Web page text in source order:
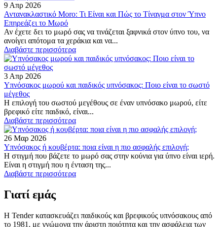
9 Απρ 2026
Αντανακλαστικό Moro: Τι Είναι και Πώς το Τίναγμα στον Ύπνο
Επηρεάζει το Μωρό
Αν έχετε δει το μωρό σας να τινάζεται ξαφνικά στον ύπνο του, να
ανοίγει απότομα τα χεράκια και να...
Διαβάστε περισσότερα
3 Απρ 2026
Υπνόσακος μωρού και παιδικός υπνόσακος: Ποιο είναι το σωστό
μέγεθος
Η επιλογή του σωστού μεγέθους σε έναν υπνόσακο μωρού, είτε
βρεφικό είτε παιδικό, είναι...
Διαβάστε περισσότερα
26 Μαρ 2026
Υπνόσακος ή κουβέρτα: ποια είναι η πιο ασφαλής επιλογή;
Η στιγμή που βάζετε το μωρό σας στην κούνια για ύπνο είναι ιερή.
Είναι η στιγμή που η ένταση της...
Διαβάστε περισσότερα
Γιατί εμάς
Η Tender κατασκευάζει παιδικούς και βρεφικούς υπνόσακους από
το 1981, με γνώμονα την άριστη ποιότητα και την ασφάλεια των